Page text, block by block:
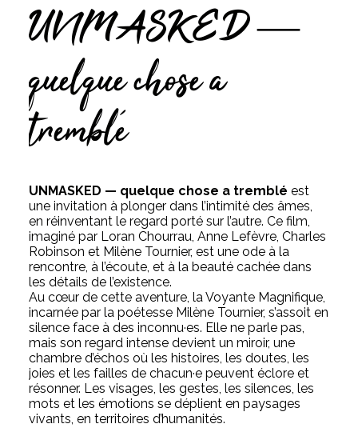
UNMASKED —
quelque chose a
tremblé
UNMASKED — quelque chose a tremblé est
une invitation à plonger dans l’intimité des âmes,
en réinventant le regard porté sur l’autre. Ce film,
imaginé par Loran Chourrau, Anne Lefèvre, Charles
Robinson et Milène Tournier, est une ode à la
rencontre, à l’écoute, et à la beauté cachée dans
les détails de l’existence.
Au cœur de cette aventure, la Voyante Magnifique,
incarnée par la poétesse Milène Tournier, s’assoit en
silence face à des inconnu·es. Elle ne parle pas,
mais son regard intense devient un miroir, une
chambre d’échos où les histoires, les doutes, les
joies et les failles de chacun·e peuvent éclore et
résonner. Les visages, les gestes, les silences, les
mots et les émotions se déplient en paysages
vivants, en territoires d’humanités.